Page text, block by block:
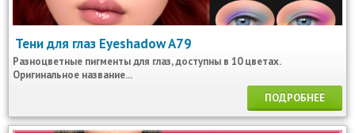
Тени для глаз Eyeshadow A79
Разноцветные пигменты для глаз, доступны в 10 цветах.
Оригинальное название...
ПОДРОБНЕЕ